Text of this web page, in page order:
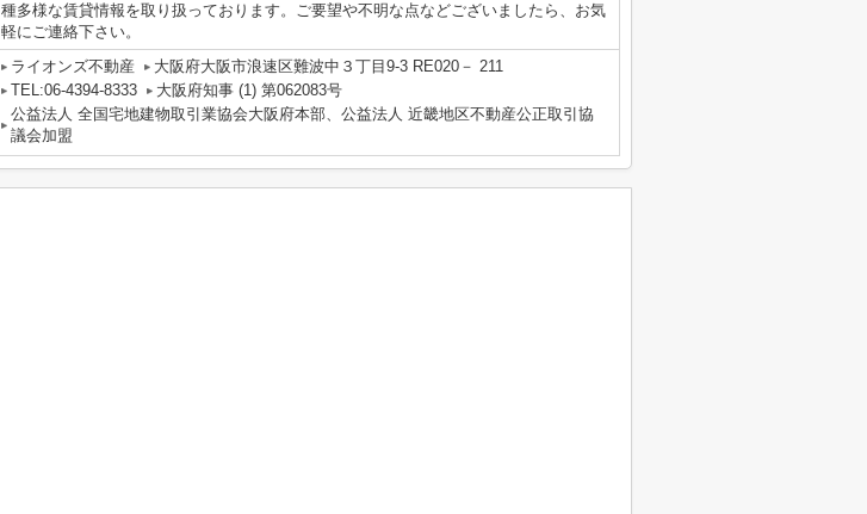
種多様な賃貸情報を取り扱っております。ご要望や不明な点などございましたら、お気
軽にご連絡下さい。
ライオンズ不動産
大阪府大阪市浪速区難波中３丁目9-3 RE020－ 211
TEL:06-4394-8333
大阪府知事 (1) 第062083号
公益法人 全国宅地建物取引業協会大阪府本部、公益法人 近畿地区不動産公正取引協
議会加盟